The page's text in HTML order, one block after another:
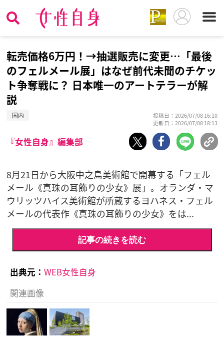
転売価格6万円！→抽選販売に変更…「最後
のフェルメール展」はなぜ前代未聞のチケッ
ト争奪戦に？ 日本唯一のアートテラーが解
説
国内
投稿日：2026/07/08 16:10
更新日：2026/07/08 18:13
『女性自身』編集部
8月21日から大阪中之島美術館で開幕する「フェル
メール《真珠の耳飾りの少女》展」。オランダ・マ
ウリッツハイス美術館が所蔵するヨハネス・フェル
メールの代表作《真珠の耳飾りの少女》をは...
記事の続きを読む
出典元： WEB女性自身
関連画像